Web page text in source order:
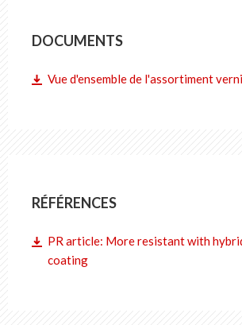
DOCUMENTS
Vue d'ensemble de l'assortiment
RÉFÉRENCES
PR article: More resistant with
coating